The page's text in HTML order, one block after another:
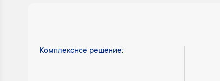
Комплексное решение: